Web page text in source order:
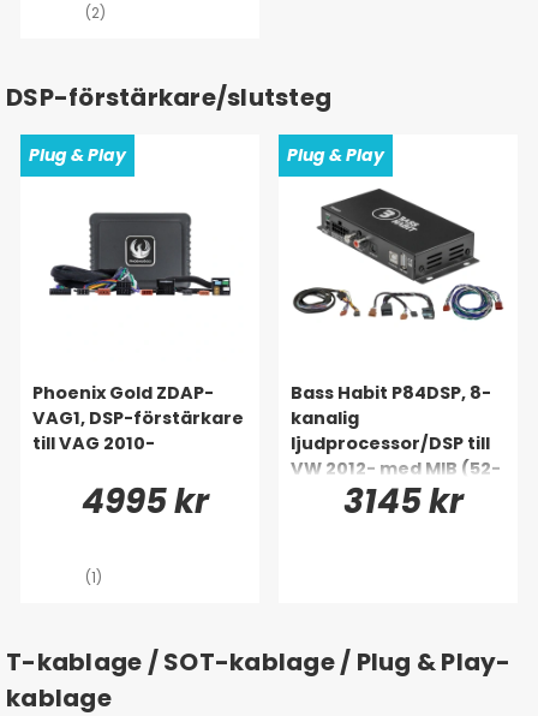
(2)
DSP-förstärkare/slutsteg
Plug & Play
Phoenix Gold ZDAP-
VAG1, DSP-förstärkare
till VAG 2010-
4995 kr
(1)
Plug & Play
Bass Habit P84DSP, 8-
kanalig
ljudprocessor/DSP till
VW 2012- med MIB (52-
3145 kr
T-kablage / SOT-kablage / Plug & Play-
kablage